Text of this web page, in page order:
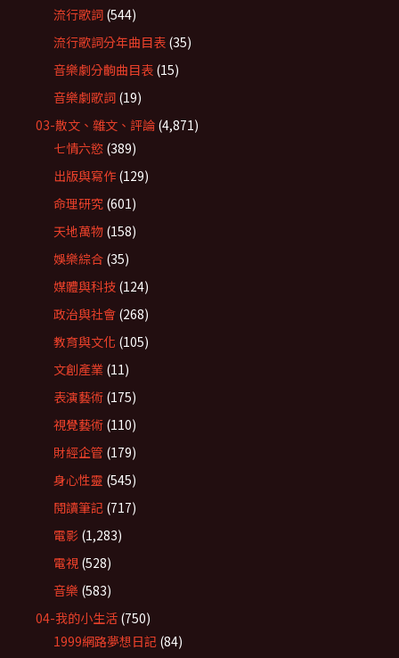
流行歌詞 (544)
流行歌詞分年曲目表 (35)
音樂劇分齣曲目表 (15)
音樂劇歌詞 (19)
03-散文、雜文、評論 (4,871)
七情六慾 (389)
出版與寫作 (129)
命理研究 (601)
天地萬物 (158)
娛樂綜合 (35)
媒體與科技 (124)
政治與社會 (268)
教育與文化 (105)
文創產業 (11)
表演藝術 (175)
視覺藝術 (110)
財經企管 (179)
身心性靈 (545)
閱讀筆記 (717)
電影 (1,283)
電視 (528)
音樂 (583)
04-我的小生活 (750)
1999網路夢想日記 (84)